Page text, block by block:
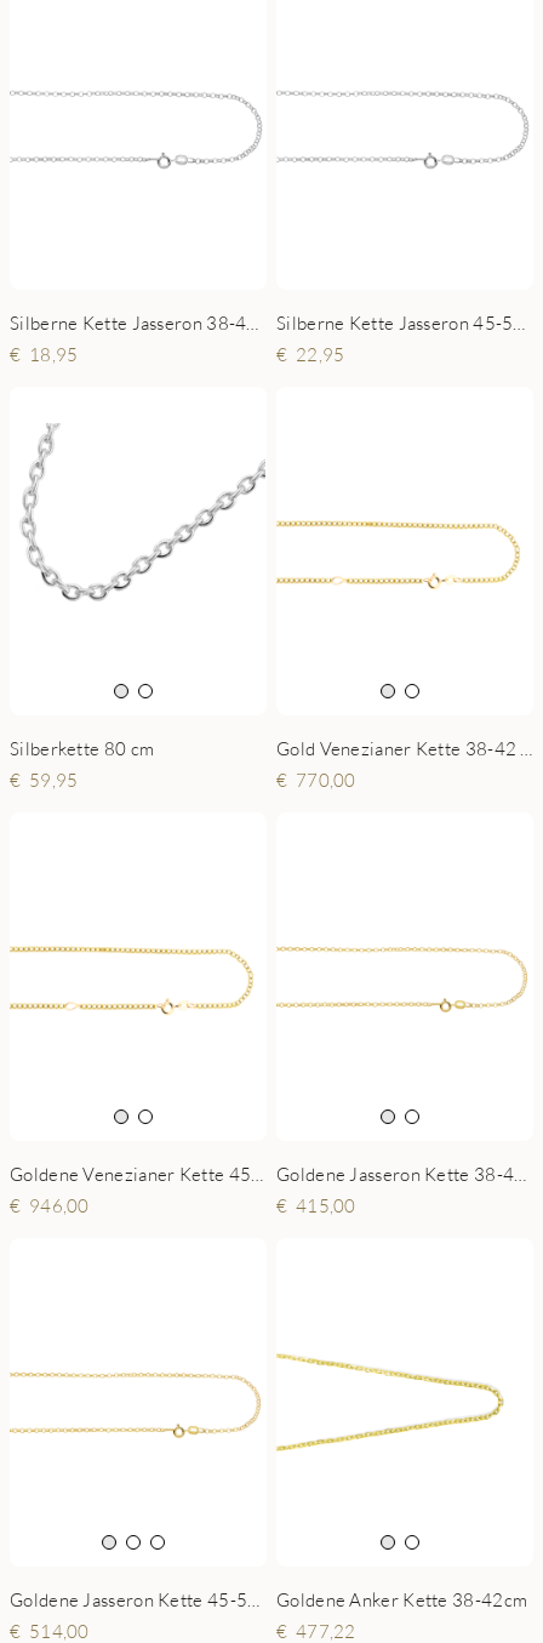
18,95
22,95
Silberkette 80 cm
59,95
770,00
946,00
415,00
514,00
Goldene Anker Kette 38-42cm
477,22